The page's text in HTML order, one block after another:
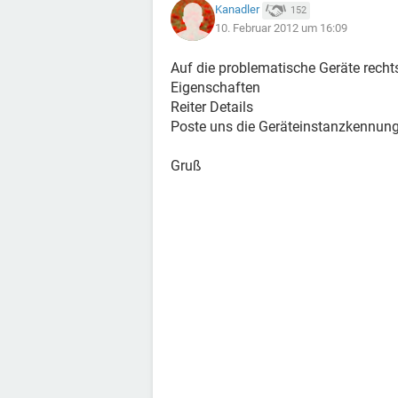
Kanadler 152
10. Februar 2012 um 16:09
Auf die problematische Geräte
Eigenschaften
Reiter Details
Poste uns die
Gruß